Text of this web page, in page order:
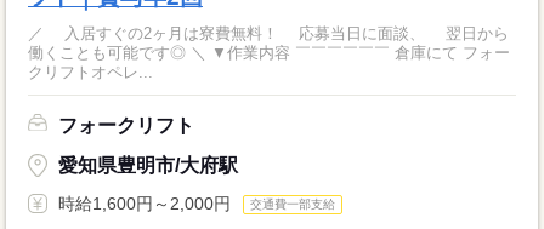
／ 入居すぐの2ヶ月は寮費無料！ 応募当日に面談、 翌日から
働くことも可能です◎ ＼ ▼作業内容 ￣￣￣￣￣￣ 倉庫にて フォー
クリフトオペレ...
フォークリフト
愛知県豊明市/大府駅
時給1,600円～2,000円 交通費一部支給